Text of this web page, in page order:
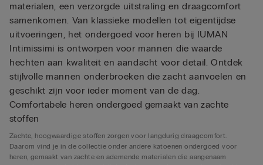
materialen, een verzorgde uitstraling en draagcomfort
samenkomen. Van klassieke modellen tot eigentijdse
uitvoeringen, het ondergoed voor heren bij IUMAN
Intimissimi is ontworpen voor mannen die waarde
hechten aan kwaliteit en aandacht voor detail. Ontdek
stijlvolle mannen onderbroeken die zacht aanvoelen en
geschikt zijn voor ieder moment van de dag.
Comfortabele heren ondergoed gemaakt van zachte
stoffen
Zachte, hoogwaardige stoffen zorgen voor langdurig draagcomfort.
Daarom vind je in de collectie onder andere katoenen ondergoed voor
heren, gemaakt van zachte en ademende materialen die aangenaam